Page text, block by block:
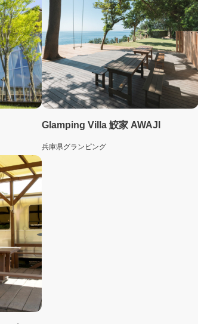
Glamping Villa 鮫家 AWAJI
兵庫県グランピング